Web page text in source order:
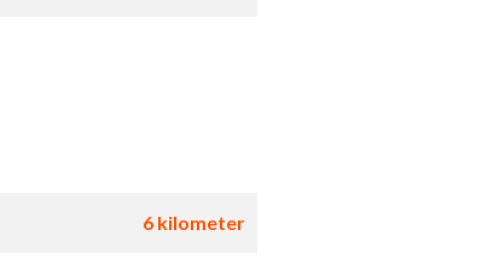
6 kilometer